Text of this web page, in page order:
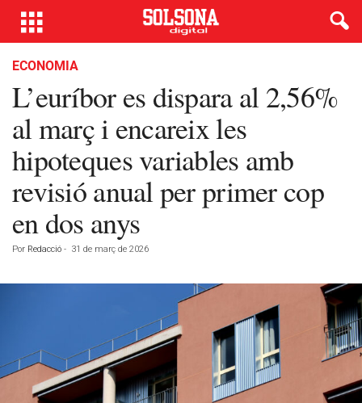
ECONOMIA
L’euríbor es dispara al 2,56%
al març i encareix les
hipoteques variables amb
revisió anual per primer cop
en dos anys
Por Redacció - 31 de març de 2026